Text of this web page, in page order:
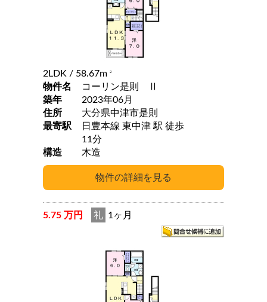
2LDK / 58.67m 2
物件名
コーリン是則 Ⅱ
築年
2023年06月
住所
大分県中津市是則
最寄駅
日豊本線 東中津 駅 徒歩
11分
構造
木造
5.75 万円 礼 1ヶ月